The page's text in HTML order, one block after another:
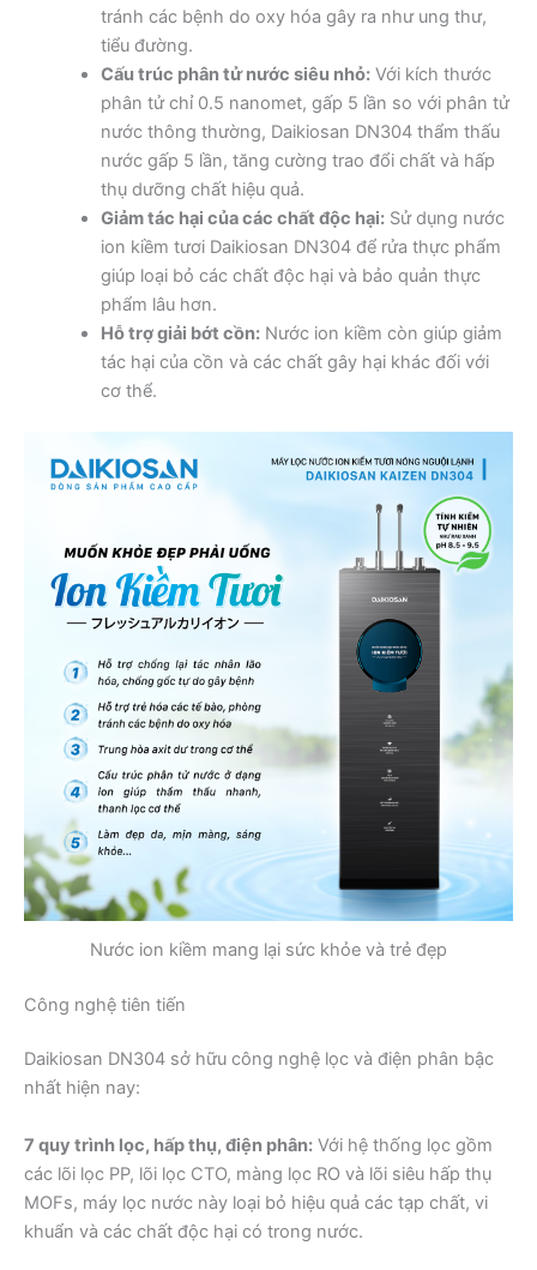
tránh các bệnh do oxy hóa gây ra như ung thư,
tiểu đường.
Cấu trúc phân tử nước siêu nhỏ:Với kích thước
phân tử chỉ 0.5 nanomet, gấp 5 lần so với phân tử
nước thông thường, Daikiosan DN304 thẩm thấu
nước gấp 5 lần, tăng cường trao đổi chất và hấp
thụ dưỡng chất hiệu quả.
Giảm tác hại của các chất độc hại:Sử dụng nước
ion kiềm tươi Daikiosan DN304 để rửa thực phẩm
giúp loại bỏ các chất độc hại và bảo quản thực
phẩm lâu hơn.
Hỗ trợ giải bớt cồn:Nước ion kiềm còn giúp giảm
tác hại của cồn và các chất gây hại khác đối với
cơ thể.
Nước ion kiềm mang lại sức khỏe và trẻ đẹp
Công nghệ tiên tiến
Daikiosan DN304 sở hữu công nghệ lọc và điện phân bậc
nhất hiện nay:
7 quy trình lọc, hấp thụ, điện phân: Với hệ thống lọc gồm
các lõi lọc PP, lõi lọc CTO, màng lọc RO và lõi siêu hấp thụ
MOFs, máy lọc nước này loại bỏ hiệu quả các tạp chất, vi
khuẩn và các chất độc hại có trong nước.